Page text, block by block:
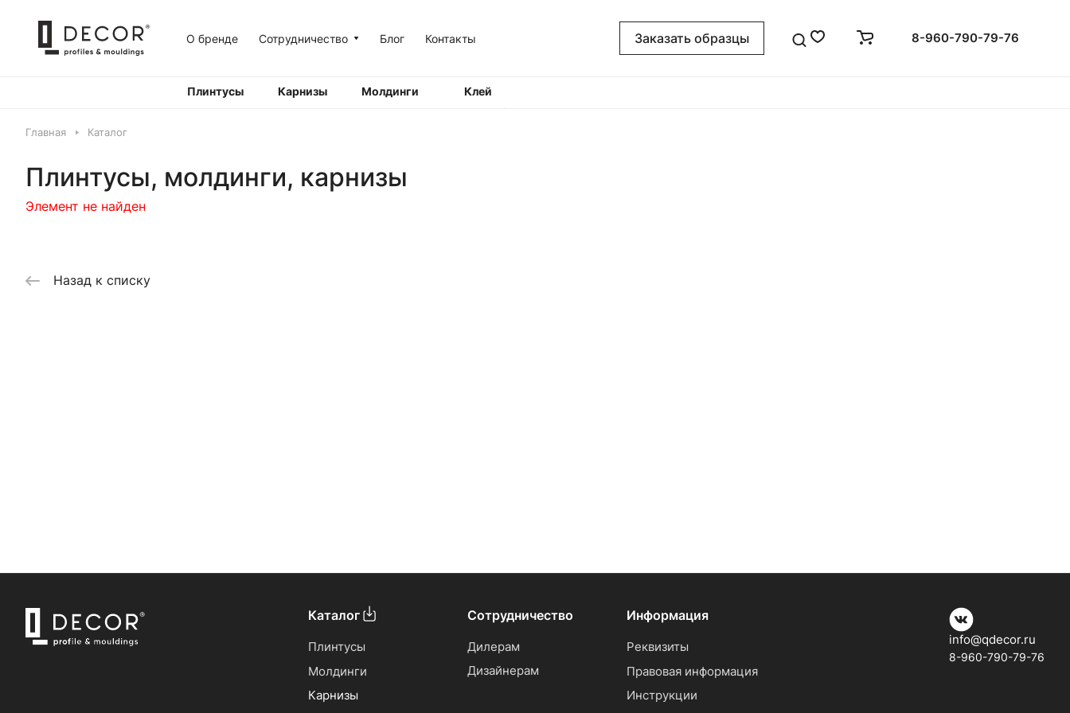
О бренде Сотрудничество Блог Контакты Заказать образцы 8-960-790-79-76
Плинтусы Карнизы Молдинги Клей
Главная Каталог
Плинтусы, молдинги, карнизы
Элемент не найден
Назад к списку
Каталог
Плинтусы
Молдинги
Карнизы
Сотрудничество
Дилерам
Дизайнерам
Информация
Реквизиты
Правовая информация
Инструкции
info@qdecor.ru
8-960-790-79-76